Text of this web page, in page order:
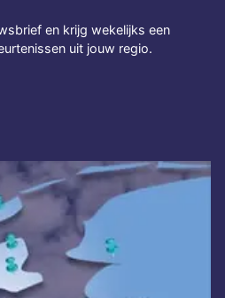
en krijg wekelijks een
uit jouw regio.